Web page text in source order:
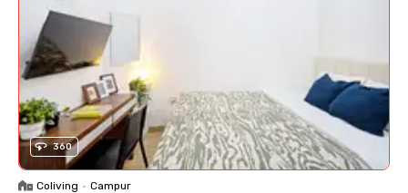
360
Coliving • Campur